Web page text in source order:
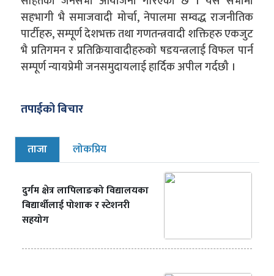
सहभागी भै समाजवादी मोर्चा, नेपालमा सम्वद्ध राजनीतिक
पार्टीहरु, सम्पूर्ण देशभक्त तथा गणतन्त्रवादी शक्तिहरु एकजुट
भै प्रतिगमन र प्रतिक्रियावादीहरुको षडयन्त्रलाई विफल पार्न
सम्पूर्ण न्यायप्रेमी जनसमुदायलाई हार्दिक अपील गर्दछौ ।
तपाईको बिचार
ताजा लोकप्रिय
दुर्गम क्षेत्र लापिलाङको विद्यालयका
बिद्यार्थीलाई पोशाक र स्टेशनरी
सहयोग